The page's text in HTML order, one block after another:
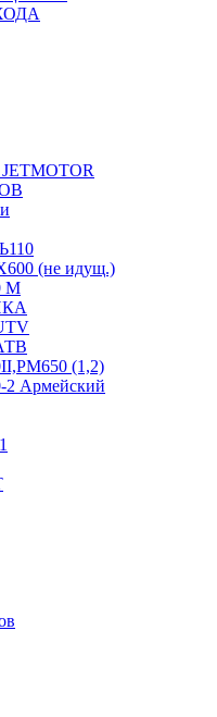
(не идущ.)
М
(1,2)
2 Армейский